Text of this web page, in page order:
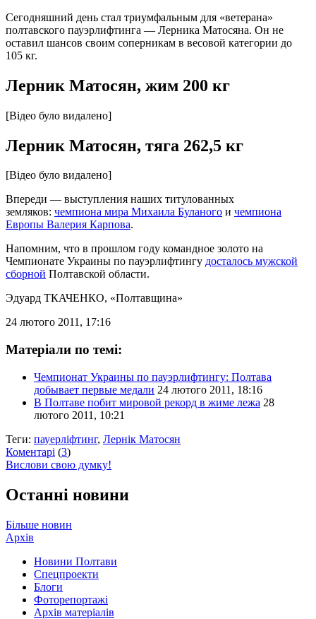
Сегодняшний день стал триумфальным для «ветерана»
полтавского пауэрлифтинга — Лерника Матосяна. Он не
оставил шансов своим соперникам в весовой категории до
105 кг.
Лерник Матосян, жим 200 кг
[Відео було видалено]
Лерник Матосян, тяга 262,5 кг
[Відео було видалено]
Впереди — выступления наших титулованных
земляков: чемпиона мира Михаила Буланого и чемпиона
Европы Валерия Карпова.
Напомним, что в прошлом году командное золото на
Чемпионате Украины по пауэрлифтингу досталось мужской
сборной Полтавской области.
Эдуард ТКАЧЕНКО, «Полтавщина»
24 лютого 2011, 17:16
Матеріали по темі:
Чемпионат Украины по пауэрлифтингу: Полтава
добывает первые медали 24 лютого 2011, 18:16
В Полтаве побит мировой рекорд в жиме лежа 28
лютого 2011, 10:21
Теги: пауерліфтинг, Лернік Матосян
Коментарі (3)
Вислови свою думку!
Останні новини
Більше новин
Архів
Новини Полтави
Спецпроекти
Блоги
Фоторепортажі
Архів матеріалів